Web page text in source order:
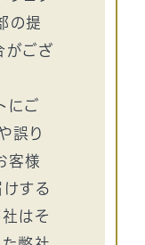
の提
がござ
にご
誤り
客様
する
はそ